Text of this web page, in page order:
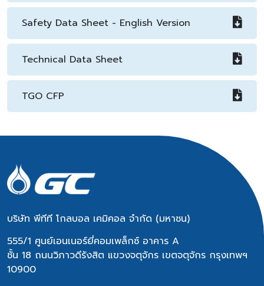
Safety Data Sheet - English Version
Technical Data Sheet
TGO CFP
บริษัท พีทีที โกลบอล เคมิคอล จำกัด (มหาชน)
555/1 ศูนย์เอนเนอร์ยี่คอมเพล็กซ์ อาคาร A
ชั้น 18 ถนนวิภาวดีรังสิต แขวงจตุจักร เขตจตุจักร กรุงเทพฯ
10900